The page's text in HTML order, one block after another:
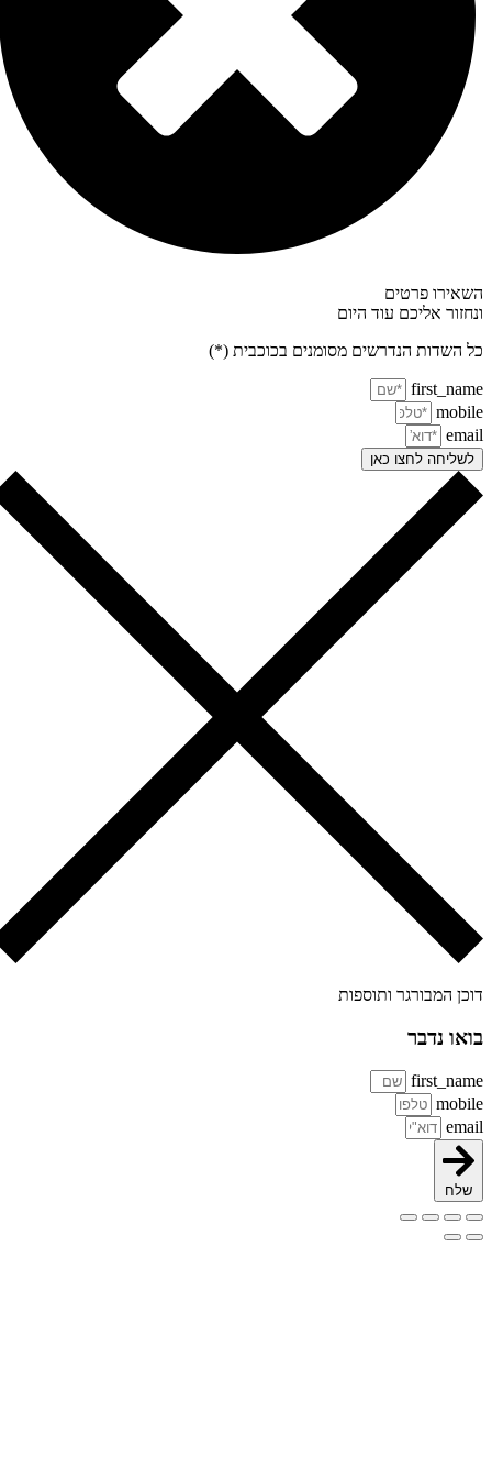
פרטים
אליכם עוד היום
השדות הנדרשים מסומנים בכוכבית (*)
לשליחה לחצו כאן
המבורגר ותוספות
נדבר
שלח